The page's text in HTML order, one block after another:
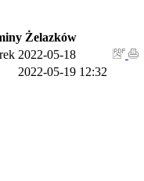
Żelazków
2022-05-18
2022-05-19 12:32